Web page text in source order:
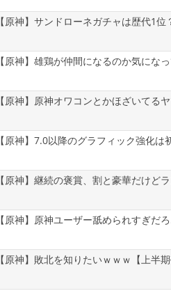
【原神】サンドローネガチャは歴代1
【原神】雄鶏が仲間になるのか気にな
【原神】原神オワコンとかほざいてる
【原神】7.0以降のグラフィック強化は
【原神】継続の褒賞、割と豪華だけど
【原神】原神ユーザー舐められすぎだ
【原神】敗北を知りたいｗｗｗ【上半